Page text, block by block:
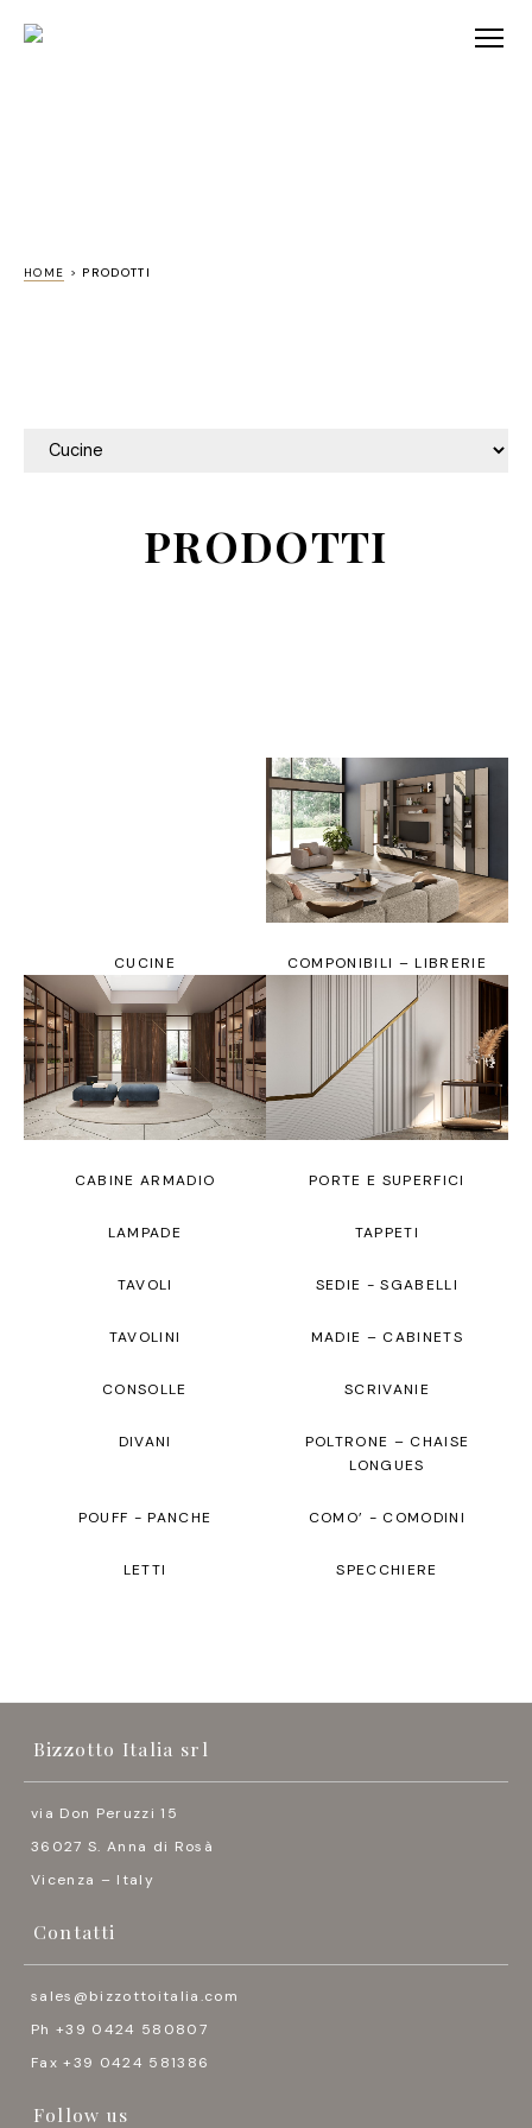
HOME > PRODOTTI
PRODOTTI
CUCINE COMPONIBILI – LIBRERIE
CABINE ARMADIO PORTE E SUPERFICI
LAMPADE TAPPETI
TAVOLI SEDIE - SGABELLI
TAVOLINI MADIE – CABINETS
CONSOLLE SCRIVANIE
DIVANI
POLTRONE – CHAISE
LONGUES
POUFF - PANCHE COMO’ - COMODINI
LETTI SPECCHIERE
Bizzotto Italia srl
via Don Peruzzi 15
36027 S. Anna di Rosà
Vicenza – Italy
Contatti
sales@bizzottoitalia.com
Ph +39 0424 580807
Fax +39 0424 581386
Follow us